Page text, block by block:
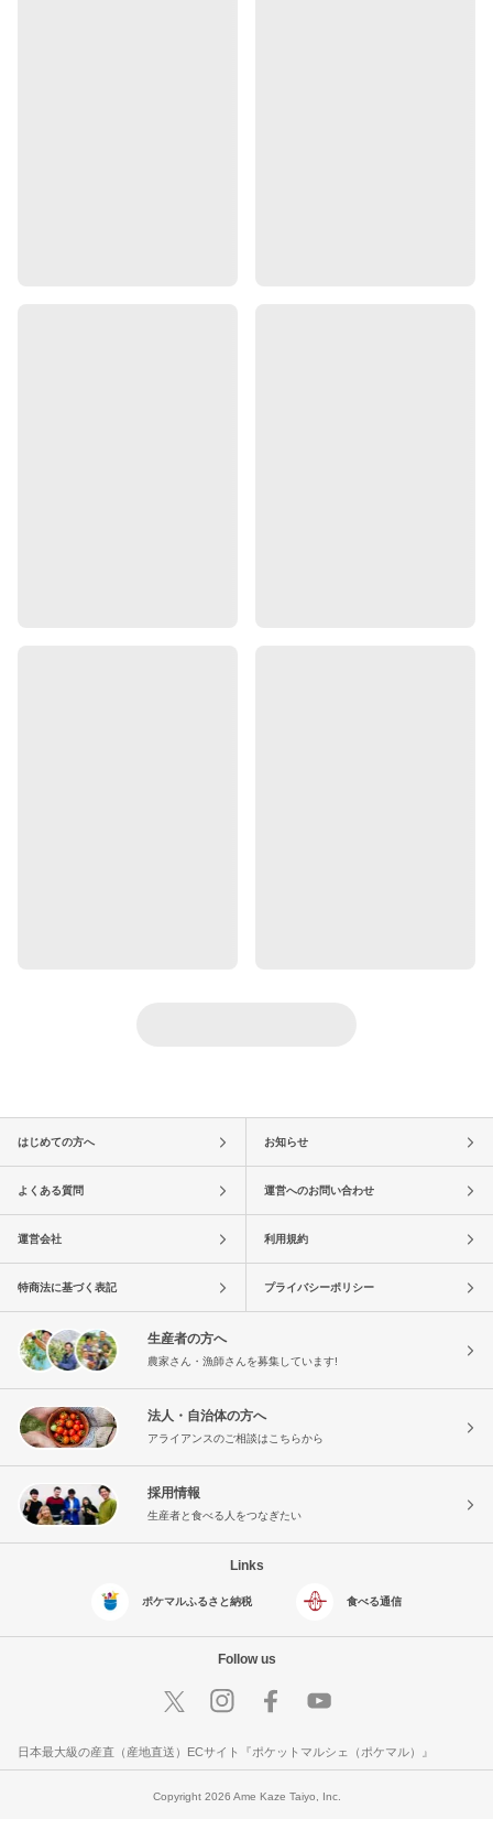
はじめての方へ お知らせ
よくある質問 運営へのお問い合わせ
運営会社 利用規約
特商法に基づく表記 プライバシーポリシー
生産者の方へ
農家さん・漁師さんを募集しています!
法人・自治体の方へ
アライアンスのご相談はこちらから
採用情報
生産者と食べる人をつなぎたい
Links
ポケマルふるさと納税 食べる通信
Follow us
日本最大級の産直（産地直送）ECサイト『ポケットマルシェ（ポケマル）』
Copyright 2026 Ame Kaze Taiyo, Inc.